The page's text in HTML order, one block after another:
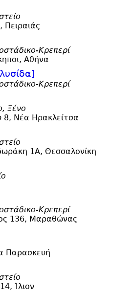
Πειραιάς
Κρεπερί
Αθήνα
Κρεπερί
Ξένο
8, Νέα Ηρακλείτσα
1Α, Θεσσαλονίκη
Κρεπερί
136, Μαραθώνας
Παρασκευή
Ίλιον